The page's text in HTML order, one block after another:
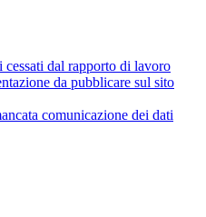
cessati dal rapporto di lavoro
da pubblicare sul sito
comunicazione dei dati